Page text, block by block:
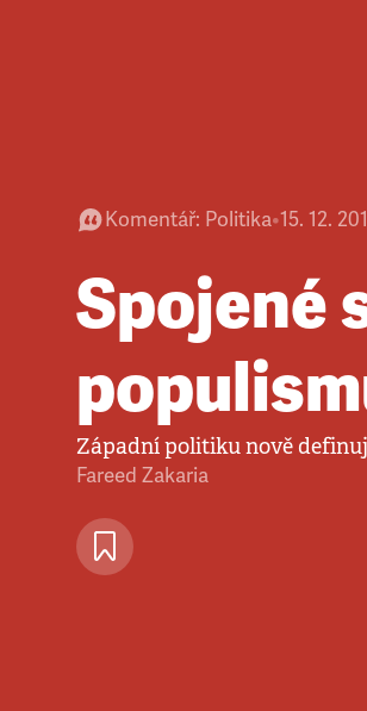
Komentář: Politika•15. 12.
Spojené
Západní politiku nově
Fareed Zakaria